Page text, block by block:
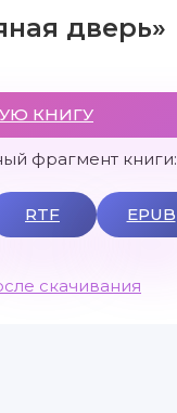
дверь»
КНИГУ
фрагмент книги:
RTF EPUB
скачивания